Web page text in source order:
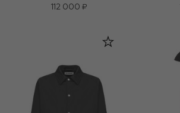
112 000 ₽